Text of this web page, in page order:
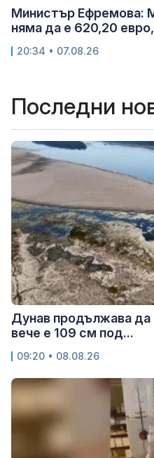
Министър Ефремова:
няма да е 620,20
20:34 • 07.08.26
Последни
Дунав продължава да
вече е 109 см под...
09:20 • 08.08.26